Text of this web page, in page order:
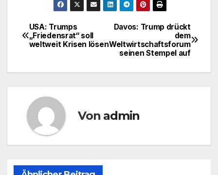
Beitragsnavigation
Davos: Trump drückt
dem
Weltwirtschaftsforum
seinen Stempel auf
USA: Trumps
„Friedensrat“ soll
weltweit Krisen lösen
Von admin